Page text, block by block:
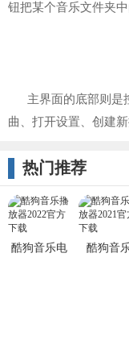
钮把某个音乐文件夹
主界面的底部则是
曲、打开设置、创建
热门推荐
酷狗音乐电
酷狗音